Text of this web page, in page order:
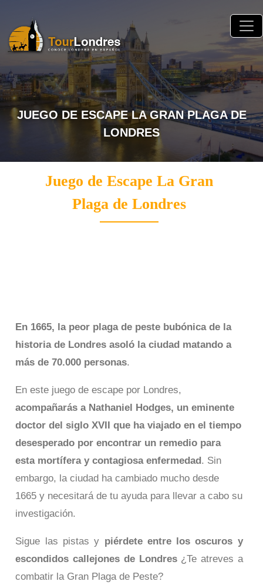
JUEGO DE ESCAPE LA GRAN PLAGA DE
LONDRES
Juego de Escape La Gran
Plaga de Londres
En 1665, la peor plaga de peste bubónica de la
historia de Londres asoló la ciudad matando a
más de 70.000 personas.
En este juego de escape por Londres,
acompañarás a Nathaniel Hodges, un eminente
doctor del siglo XVII que ha viajado en el tiempo
desesperado por encontrar un remedio para
esta mortífera y contagiosa enfermedad. Sin
embargo, la ciudad ha cambiado mucho desde
1665 y necesitará de tu ayuda para llevar a cabo su
investigación.
Sigue las pistas y piérdete entre los oscuros y
escondidos callejones de Londres¿Te atreves a
combatir la Gran Plaga de Peste?